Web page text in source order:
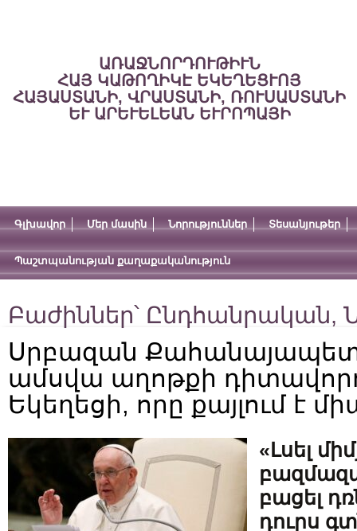
ԱՌԱՋՆՈՐԴՈՒԹԻՒՆ
ՀԱՅ ԿԱԹՈՂԻԿԷ ԵԿԵՂԵՑՒՈՅ
ՀԱՅԱՍՏԱՆԻ, ՎՐԱՍՏԱՆԻ, ՌՈՒՍԱՍՏԱՆԻ
ԵՒ ԱՐԵՒԵԼԵԱՆ ԵՒՐՈՊԱՅԻ
Գլխավոր Մեր մասին Նորություններ Տեսանյութեր
Պաշտպանության քաղաքականություն
Բաժիններ՝ Ընդհանրական,
Սրբազան
ամսվա աղոթքի
Եկեղեցի, որը քայլում է
«Լսել
բացել
դուրս